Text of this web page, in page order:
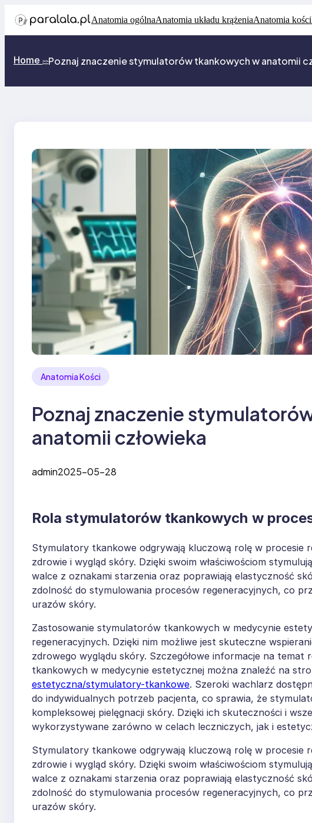
Anatomia ogólnaAnatomia układu krążeniaAnatomia kości
Home >>Poznaj znaczenie stymulatorów tkankowych w anatomii
Anatomia Kości
Poznaj znaczenie
anatomii człowieka
admin2025-05-28
Rola stymulatorów tkankowych w
Stymulatory tkankowe odgrywają kluczową rolę w procesie
zdrowie i wygląd skóry. Dzięki swoim właściwościom
walce z oznakami starzenia oraz poprawiają elastyczność
zdolność do stymulowania procesów regeneracyjnych, co
urazów skóry.
Zastosowanie stymulatorów tkankowych w medycynie
regeneracyjnych. Dzięki nim możliwe jest skuteczne
zdrowego wyglądu skóry. Szczegółowe informacje na
tkankowych w medycynie estetycznej można znaleźć na
estetyczna/stymulatory-tkankowe. Szeroki wachlarz
do indywidualnych potrzeb pacjenta, co sprawia, że
kompleksowej pielęgnacji skóry. Dzięki ich skuteczności i
wykorzystywane zarówno w celach leczniczych, jak i
Stymulatory tkankowe odgrywają kluczową rolę w procesie
zdrowie i wygląd skóry. Dzięki swoim właściwościom
walce z oznakami starzenia oraz poprawiają elastyczność
zdolność do stymulowania procesów regeneracyjnych, co
urazów skóry.